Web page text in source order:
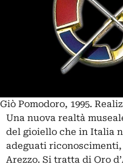
Giò Pomodoro, 1995.
Una nuova realtà
del gioiello che in Italia
adeguati
Arezzo. Si tratta di Oro